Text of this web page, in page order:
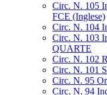
Circ. N. 105
FCE (Inglese)
Circ. N. 104
Circ. N. 103
QUARTE
Circ. N. 102
Circ. N. 101
Circ. N. 95
Circ. N. 94